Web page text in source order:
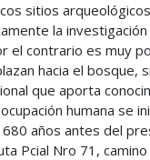
sitios
la
el contrario es muy
hacia el
que aporta
humana se
años antes del
Pcial Nro 71, camino